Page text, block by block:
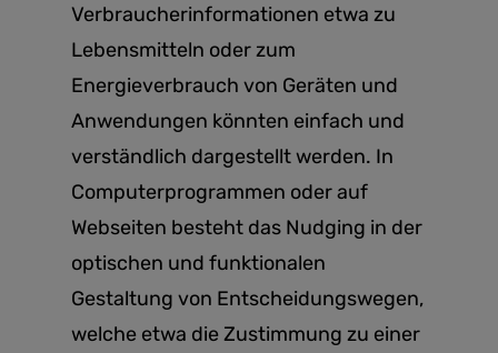
Verbraucherinformationen etwa zu
Lebensmitteln oder zum
Energieverbrauch von Geräten und
Anwendungen könnten einfach und
verständlich dargestellt werden. In
Computerprogrammen oder auf
Webseiten besteht das Nudging in der
optischen und funktionalen
Gestaltung von Entscheidungswegen,
welche etwa die Zustimmung zu einer